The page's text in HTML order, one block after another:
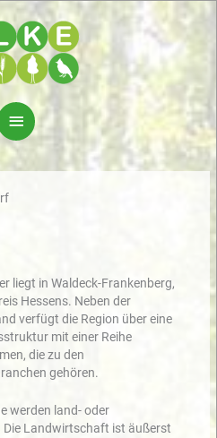
Hauptmenü
liegt in Waldeck-Frankenberg,
Hessens. Neben der
verfügt die Region über eine
mit einer Reihe
die zu den
gehören.
werden land- oder
Landwirtschaft ist äußerst